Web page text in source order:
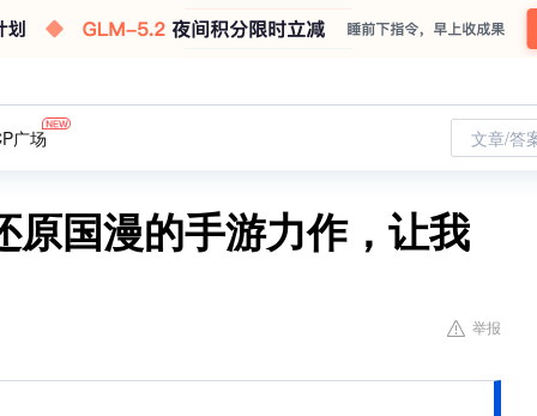
广场 文章/答
原国漫的手游力作，让我
举报